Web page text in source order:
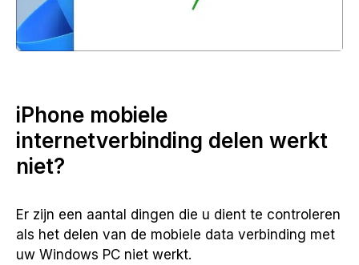
iPhone mobiele
internetverbinding delen werkt
niet?
Er zijn een aantal dingen die u dient te controleren
als het delen van de mobiele data verbinding met
uw Windows PC niet werkt.